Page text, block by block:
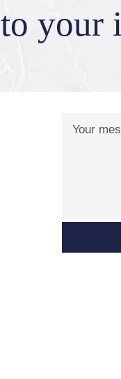
to your